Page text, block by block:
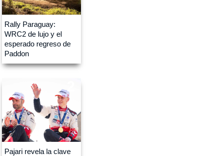
Rally Paraguay:
WRC2 de lujo y el
esperado regreso de
Paddon
2
Pajari revela la clave